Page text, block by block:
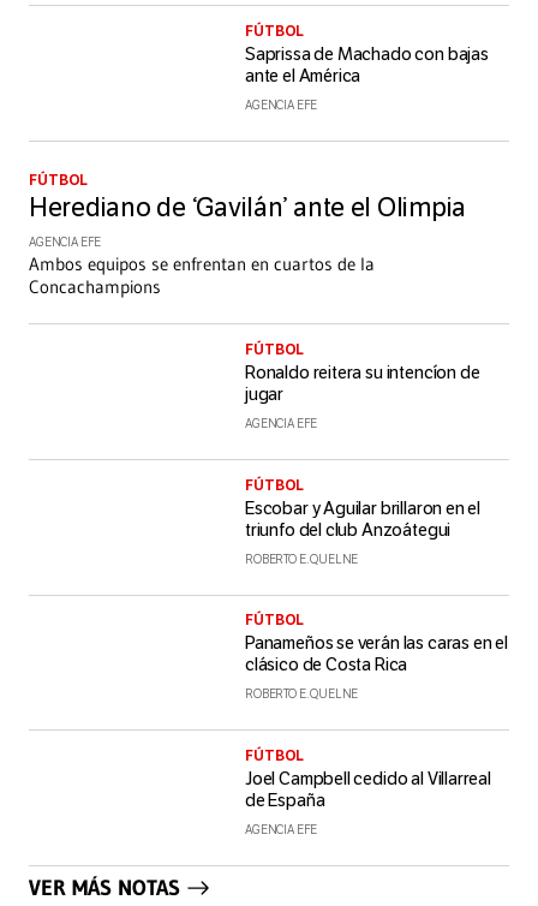
FÚTBOL
Saprissa de Machado con bajas
ante el América
AGENCIA EFE
FÚTBOL
Herediano de ‘Gavilán’ ante el Olimpia
AGENCIA EFE
Ambos equipos se enfrentan en cuartos de la
Concachampions
FÚTBOL
Ronaldo reitera su intencíon de
jugar
AGENCIA EFE
FÚTBOL
Escobar y Aguilar brillaron en el
triunfo del club Anzoátegui
ROBERTO E. QUELNE
FÚTBOL
Panameños se verán las caras en el
clásico de Costa Rica
ROBERTO E. QUELNE
FÚTBOL
Joel Campbell cedido al Villarreal
de España
AGENCIA EFE
VER MÁS NOTAS